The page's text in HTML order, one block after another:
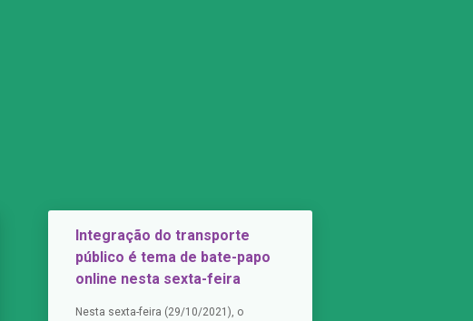
Integração do transporte
público é tema de bate-papo
online nesta sexta-feira
Nesta sexta-feira (29/10/2021), o